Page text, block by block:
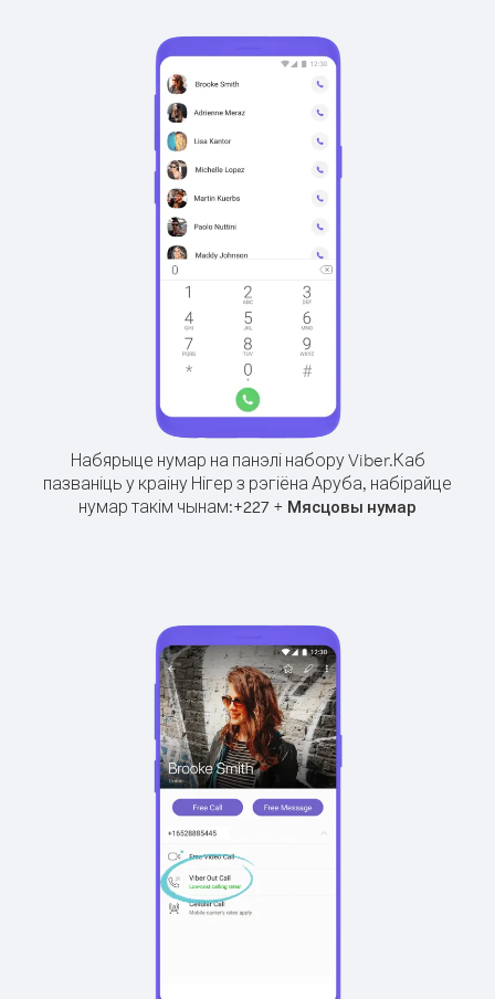
Набярыце нумар на панэлі набору Viber.Каб
пазваніць у краіну Нігер з рэгіёна Аруба, набірайце
нумар такім чынам:+227 + Мясцовы нумар